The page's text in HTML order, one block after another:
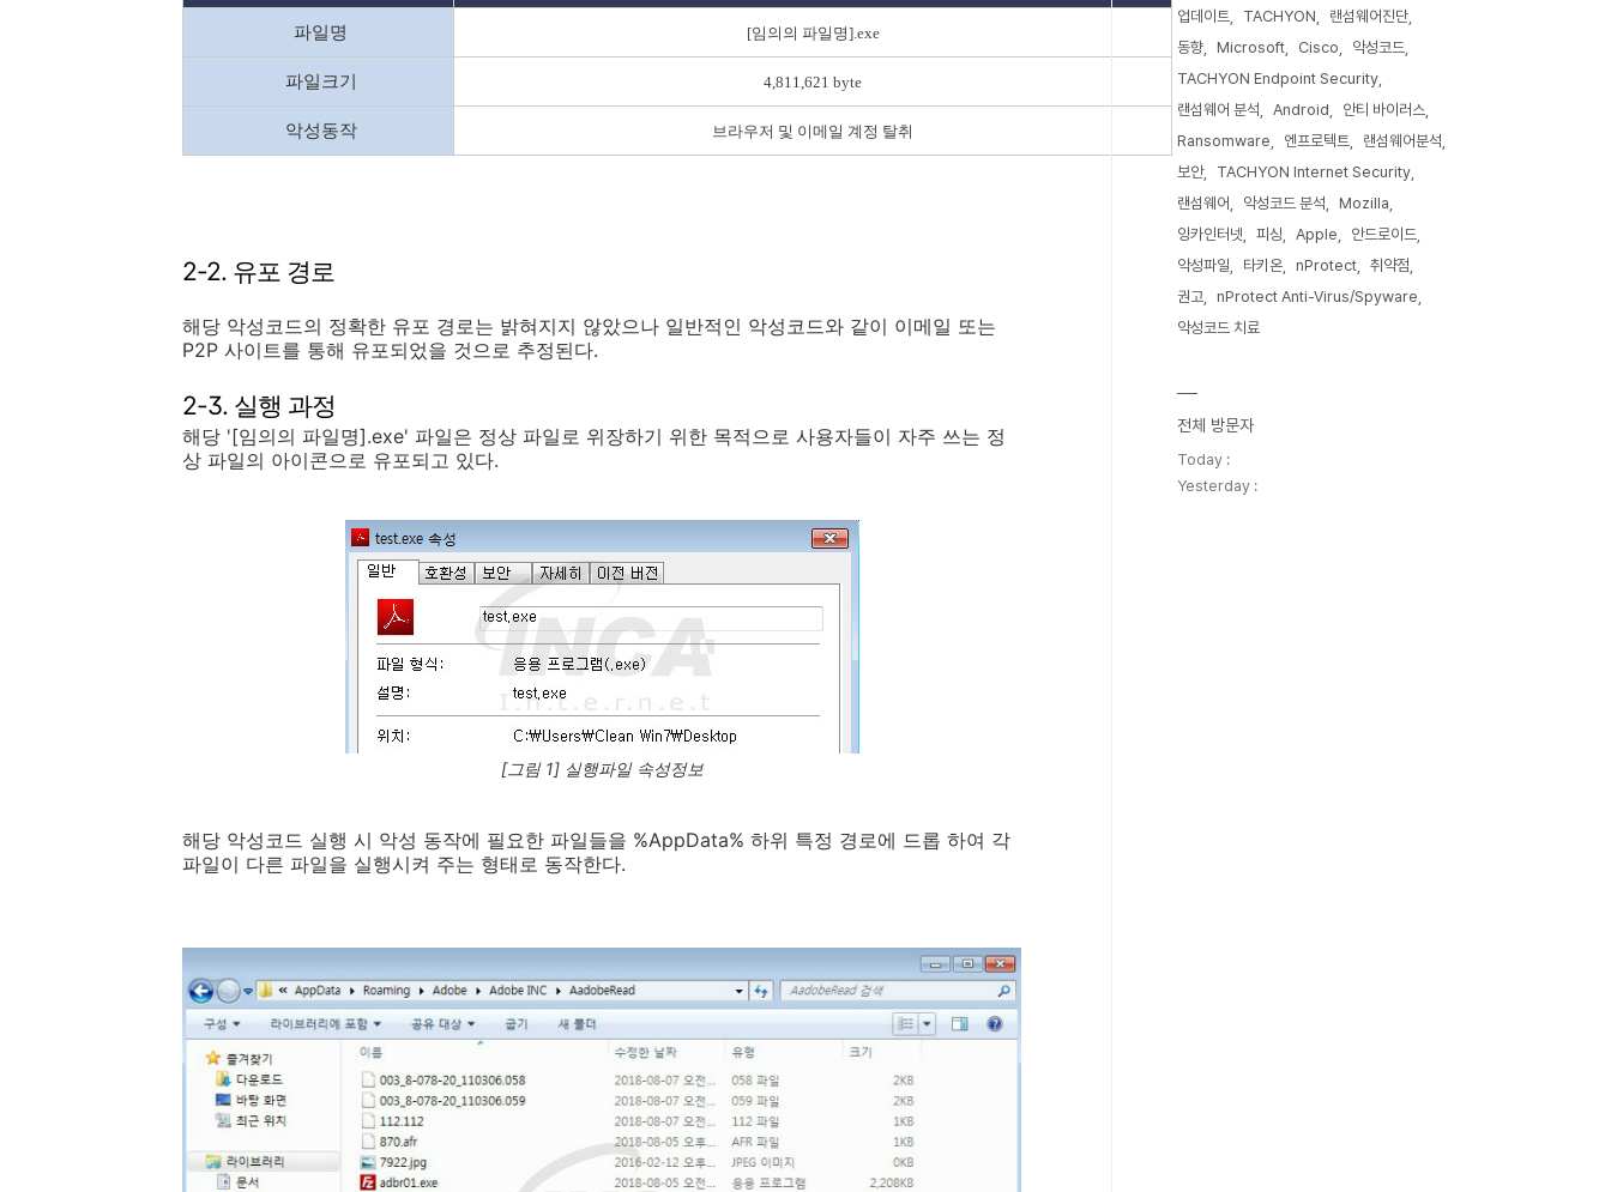
파일명 [임의의 파일명].exe
파일크기 4,811,621 byte
악성동작 브라우저 및 이메일 계정 탈취
2-2. 유포 경로
해당 악성코드의 정확한 유포 경로는 밝혀지지 않았으나 일반적인 악성코드와 같이 이메일 또는
P2P 사이트를 통해 유포되었을 것으로 추정된다.
2-3. 실행 과정
해당 '[임의의 파일명].exe' 파일은 정상 파일로 위장하기 위한 목적으로 사용자들이 자주 쓰는 정
상 파일의 아이콘으로 유포되고 있다.
[그림 1] 실행파일 속성정보
해당 악성코드 실행 시 악성 동작에 필요한 파일들을 %AppData% 하위 특정 경로에 드롭 하여 각
파일이 다른 파일을 실행시켜 주는 형태로 동작한다.
업데이트 TACHYON
랜섬웨어진단
동향
Microsoft Cisco
악성코드
TACHYON Endpoint Security
랜섬웨어 분석
Android
안티 바이러스
Ransomware
엔프로텍트
랜섬웨어분석
보안
TACHYON Internet Security
랜섬웨어
악성코드 분석
Mozilla
잉카인터넷
피싱 Apple
안드로이드
악성파일
타키온 nProtect
취약점
권고
nProtect Anti-Virus/Spyware
악성코드 치료
전체 방문자
Today :
Yesterday :